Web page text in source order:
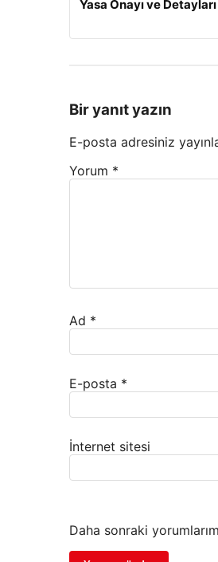
Yasa Onayı ve Detayları
Bir yanıt yazın
E-posta adresiniz
Yorum *
Ad *
E-posta *
İnternet sitesi
Daha sonraki